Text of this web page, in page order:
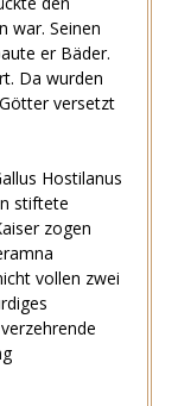
war. Seinen
er Bäder.
Da wurden
versetzt
Hostilanus
stiftete
zogen
vollen zwei